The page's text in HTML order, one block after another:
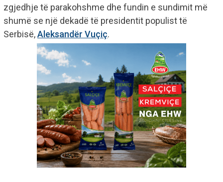
zgjedhje të parakohshme dhe fundin e sundimit më
shumë se një dekadë të presidentit populist të
Serbisë,Aleksandër Vuçiç.